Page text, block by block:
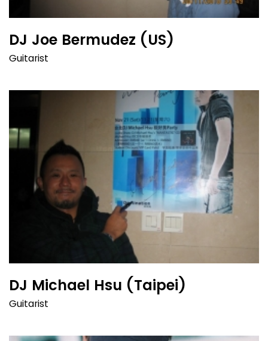
DJ Joe Bermudez (US)
Guitarist
DJ Michael Hsu (Taipei)
Guitarist